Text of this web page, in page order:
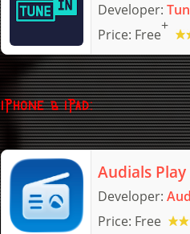
Developer:
Price: Free
+
iPhone & iPad:
Audials
Developer:
Price: Free